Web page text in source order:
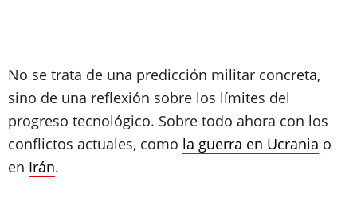
No se trata de una predicción militar concreta,
sino de una reflexión sobre los límites del
progreso tecnológico. Sobre todo ahora con los
conflictos actuales, como la guerra en Ucrania o
en Irán.